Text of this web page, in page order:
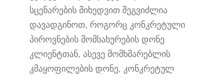
სცენარების მიხედვით შეგვიძლია
დავადგინოთ, როგორც კონკრეტული
პიროვნების მომსახურების დონე
კლიენტთან, ასევე მომხმარებლის
კმაყოფილების დონე, კონკრეტულ